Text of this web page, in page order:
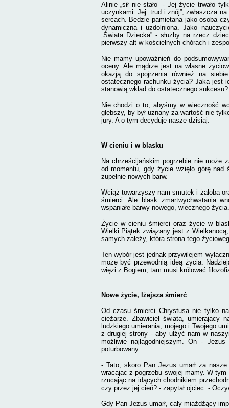
Alinie „sił nie stało” - Jej życie trwało
uczynkami. Jej „trud i znój”, zwłaszcza
sercach. Będzie pamiętana jako osoba
dynamiczna i uzdolniona. Jako
„Świata Dziecka” - służby na rzecz
pierwszy alt w kościelnych chórach i
Nie mamy upoważnień do
oceny. Ale mądrze jestna własne
okazją do spojrzenia również na
ostatecznego rachunku życia? Jaka jest
stanowią wkład do ostatecznego
Nie chodzi o to, abyśmy w wieczność
głębszy, by był uznany za wartość nie
jury. A o tym decyduje nasze dzisiaj.
W cieniu i w blasku
Na chrześcijańskim pogrzebie nie może
od momentu, gdy życie wzięło górę
zupełnie nowych barw.
Wciąż towarzyszy nam smutek i żałoba
śmierci. Ale blask zmartwychwstania
wspaniałe barwy nowego, wiecznego życia.
Życie w cieniu śmierci oraz życie w
Wielki Piątek związany jest z
samych zależy, która strona tego
Ten wybór jest jednak przywilejem
może być przewodnią ideą życia.
więzi z Bogiem, tam musi królować
Nowe życie, lżejsza śmierć
Od czasu śmierci Chrystusa nie tylko
ciężarze. Zbawiciel świata, umierający
ludzkiego umierania, mojego i Twojego
z drugiej strony - aby ulżyć nam w
możliwie najłagodniejszym. On -
poturbowany.
- Tato, skoro Pan Jezus umarł za
wracając z pogrzebu swojej mamy. W
rzucając na idących chodnikiem
czy przez jej cień? - zapytał ojciec. -
Gdy Pan Jezus umarł, cały miażdżący